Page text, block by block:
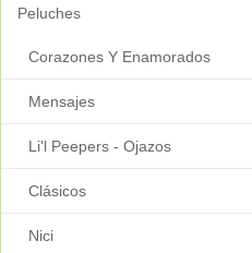
Peluches
Corazones Y Enamorados
Mensajes
Li'l Peepers - Ojazos
Clásicos
Nici